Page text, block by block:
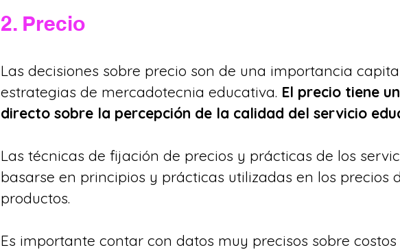
2. Precio
Las decisiones sobre precio son de una importancia
estrategias de mercadotecnia educativa. El precio tiene
directo sobre la percepción de la calidad del servicio
Las técnicas de fijación de precios y prácticas de los
basarse en principios y prácticas utilizadas en los precios
productos.
Es importante contar con datos muy precisos sobre costos